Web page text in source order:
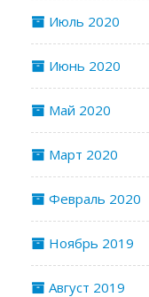
Июль 2020
Июнь 2020
Май 2020
Март 2020
Февраль 2020
Ноябрь 2019
Август 2019